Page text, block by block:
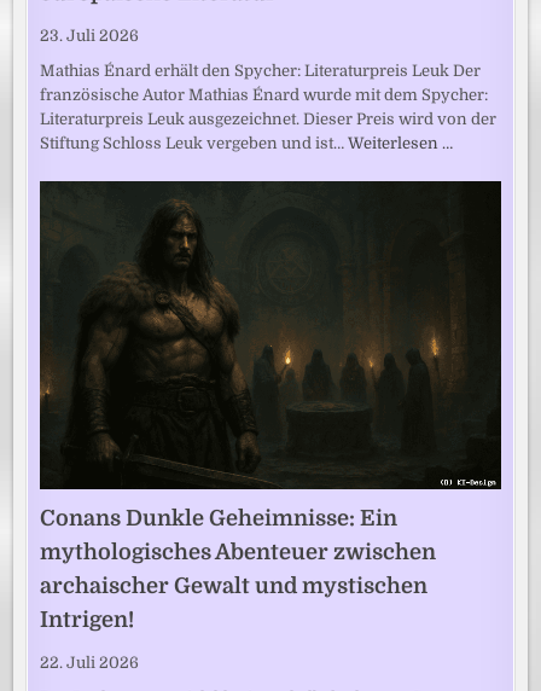
23. Juli 2026
Mathias Énard erhält den Spycher: Literaturpreis Leuk Der
französische Autor Mathias Énard wurde mit dem Spycher:
Literaturpreis Leuk ausgezeichnet. Dieser Preis wird von der
Stiftung Schloss Leuk vergeben und ist…Weiterlesen …
Conans Dunkle Geheimnisse: Ein
mythologisches Abenteuer zwischen
archaischer Gewalt und mystischen
Intrigen!
22. Juli 2026